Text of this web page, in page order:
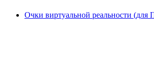
Очки виртуальной реальности (для